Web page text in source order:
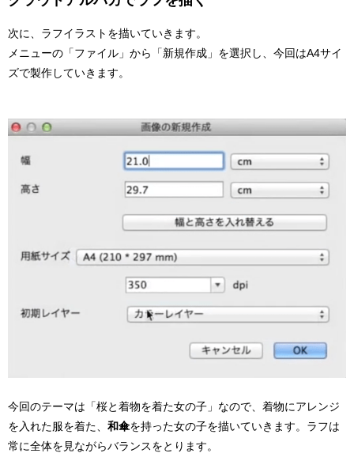
次に、ラフイラストを描いていきます。
メニューの「ファイル」から「新規作成」を選択し、今回はA4サイ
ズで製作していきます。
今回のテーマは「桜と着物を着た女の子」なので、着物にアレンジ
を入れた服を着た、 和傘を持った女の子を描いていきます。ラフは
常に全体を見ながらバランスをとります。